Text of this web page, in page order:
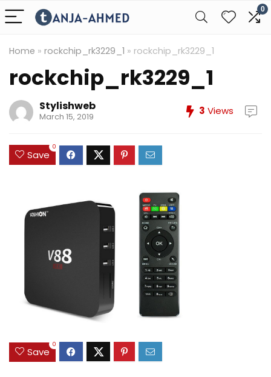
0
Home » rockchip_rk3229_1 » rockchip_rk3229_1
rockchip_rk3229_1
Stylishweb
March 15, 2019 3 Views
Save
0
Save
0